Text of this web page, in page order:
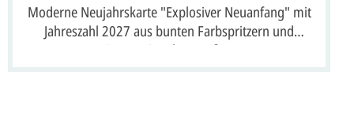
Moderne Neujahrskarte "Explosiver Neuanfang" mit
Jahreszahl 2027 aus bunten Farbspritzern und
internationalen Grüßen